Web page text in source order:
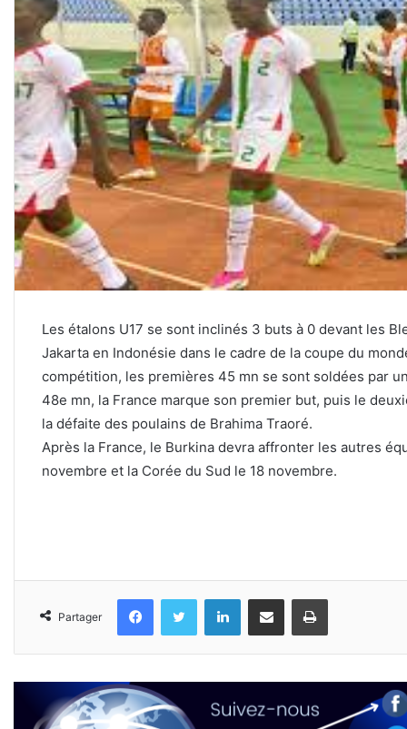
Les étalons U17 se sont inclinés 3 buts à 0 devant les
Jakarta en Indonésie dans le cadre de la coupe du
compétition, les premières 45 mn se sont soldées par
48e mn, la France marque son premier but, puis le
la défaite des poulains de Brahima Traoré.
Après la France, le Burkina devra affronter les autres
novembre et la Corée du Sud le 18 novembre.
Partager
FacebookTwitter LinkedinPartager par email Imprimer